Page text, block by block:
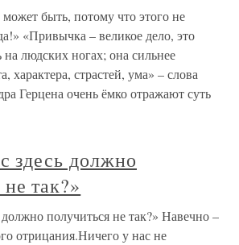
быть, потому что этого не
«Привычка – великое дело, это
на людских ногах; она сильнее
характера, страстей, ума» – слова
Герцена очень ёмко отражают суть
здесь должно
так?»
получиться не так?» Навечно –
отрицания.Ничего у нас не